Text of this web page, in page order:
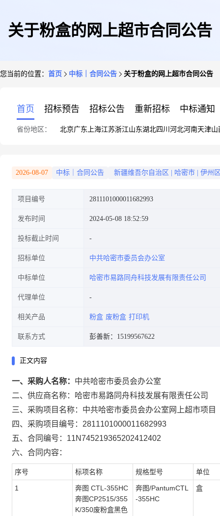
关于粉盒的网上超市合同公告
您当前的位置： 首页 中标｜合同公告 关于粉盒的网上超市合同公告
首页 招标预告 招标公告 重新招标 中标通知
省份地区： 北京广东 上海江苏浙江山东湖北四川 河北河南天津山
2026-08-07 中标｜合同公告 新疆维吾尔自治区 哈密市 伊州
项目编号 2811101000011682993
发布时间 2024-05-08 18:52:59
投标截止时间
招标单位 中共哈密市委员会办公室
中标单位 哈密市易路同舟科技发展有限责任公司
代理单位
相关产品 粉盒 废粉盒 打印机
联系方式 彭善新：15199567622
正文内容
一、采购人名称： 中共哈密市委员会办公室
二、供应商名称： 哈密市易路同舟科技发展有限责任公司
三、采购项目名称： 中共哈密市委员会办公室网上超市项目
四、采购项目编号： 2811101000011682993
五、合同编号： 11N745219365202412402
六、合同内容：
序号 标项名称 规格型号 单位
1
奔图 CTL-355HC
奔图CP2515/355
K/350废粉盒黑色
奔图/PantumCTL
-355HC
盒